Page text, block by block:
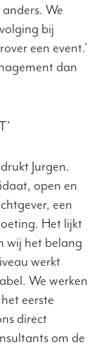
We
bij
een event.’
dan
Jurgen.
open en
een
Het lijkt
wij het belang
werkt
We werken
eerste
direct
om de